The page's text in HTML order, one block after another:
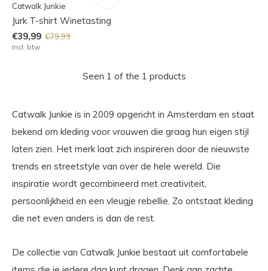
Catwalk Junkie
Jurk T-shirt Winetasting
€39,99 €79,99
Incl. btw
Seen 1 of the 1 products
Catwalk Junkie is in 2009 opgericht in Amsterdam en staat
bekend om kleding voor vrouwen die graag hun eigen stijl
laten zien. Het merk laat zich inspireren door de nieuwste
trends en streetstyle van over de hele wereld. Die
inspiratie wordt gecombineerd met creativiteit,
persoonlijkheid en een vleugje rebellie. Zo ontstaat kleding
die net even anders is dan de rest.
De collectie van Catwalk Junkie bestaat uit comfortabele